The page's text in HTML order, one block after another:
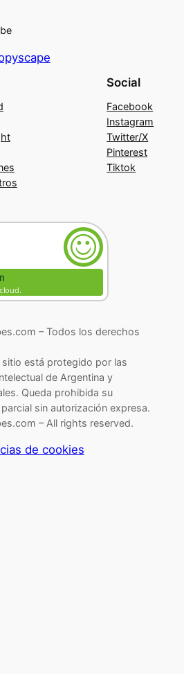
Social
Facebook
Instagram
Twitter/X
Pinterest
Tiktok
– Todos los derechos
está protegido por las
de Argentina y
Queda prohibida su
sin autorización expresa.
– All rights reserved.
de cookies